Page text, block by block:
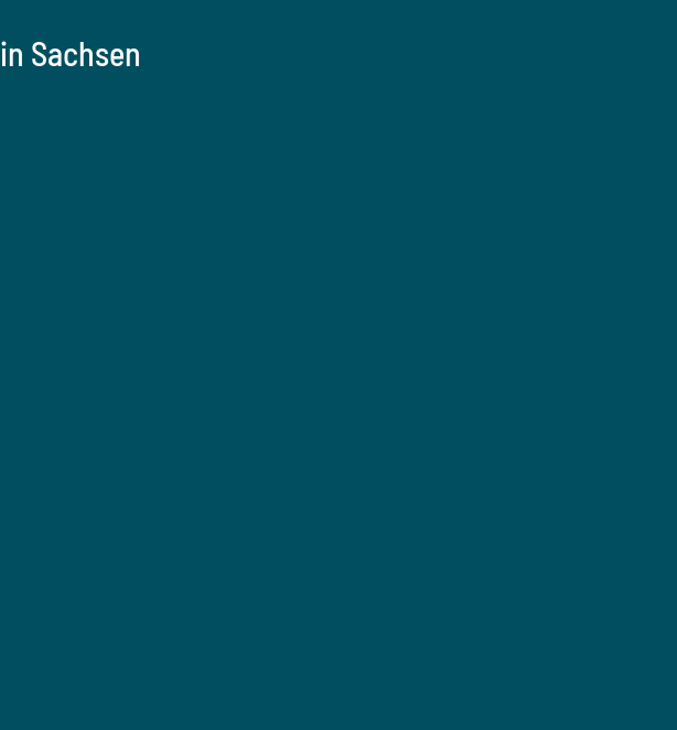
in Sachsen